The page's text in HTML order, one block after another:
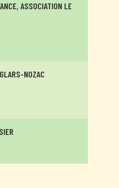
ASSOCIATION LE
NOZAC